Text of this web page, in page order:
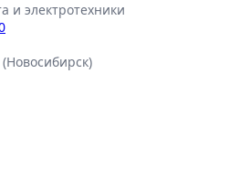
и электротехники